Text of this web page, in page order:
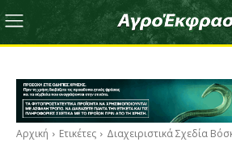
Αρχική Ετικέτες Διαχειριστικά Σχεδία